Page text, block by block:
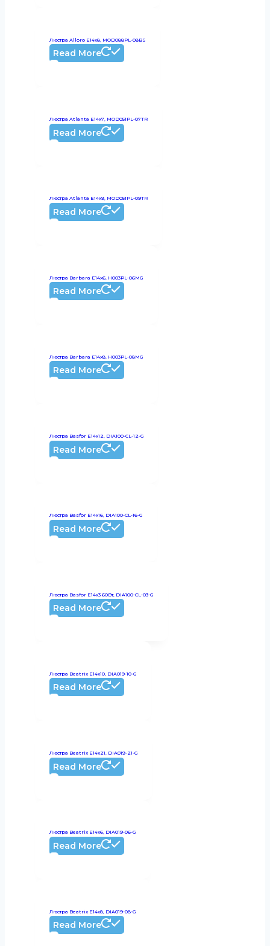
Люстра Alloro E14х8, MOD088PL-08BS
Read More
Люстра Atlanta E14х7, MOD051PL-07TR
Read More
Люстра Atlanta E14х9, MOD051PL-09TR
Read More
Люстра Barbara E14х6, H003PL-06MG
Read More
Люстра Barbara E14х8, H003PL-08MG
Read More
Люстра Basfor E14х12, DIA100-CL-12-G
Read More
Люстра Basfor E14х16, DIA100-CL-16-G
Read More
Люстра Basfor E14х3 60Вт, DIA100-CL-03-G
Read More
Люстра Beatrix E14х10, DIA019-10-G
Read More
Люстра Beatrix E14х21, DIA019-21-G
Read More
Люстра Beatrix E14х6, DIA019-06-G
Read More
Люстра Beatrix E14х8, DIA019-08-G
Read More